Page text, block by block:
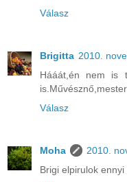
Válasz
Brigitta 2010.
Hááát,én nem is
Válasz
Moha
2010.
Brigi elpirulok